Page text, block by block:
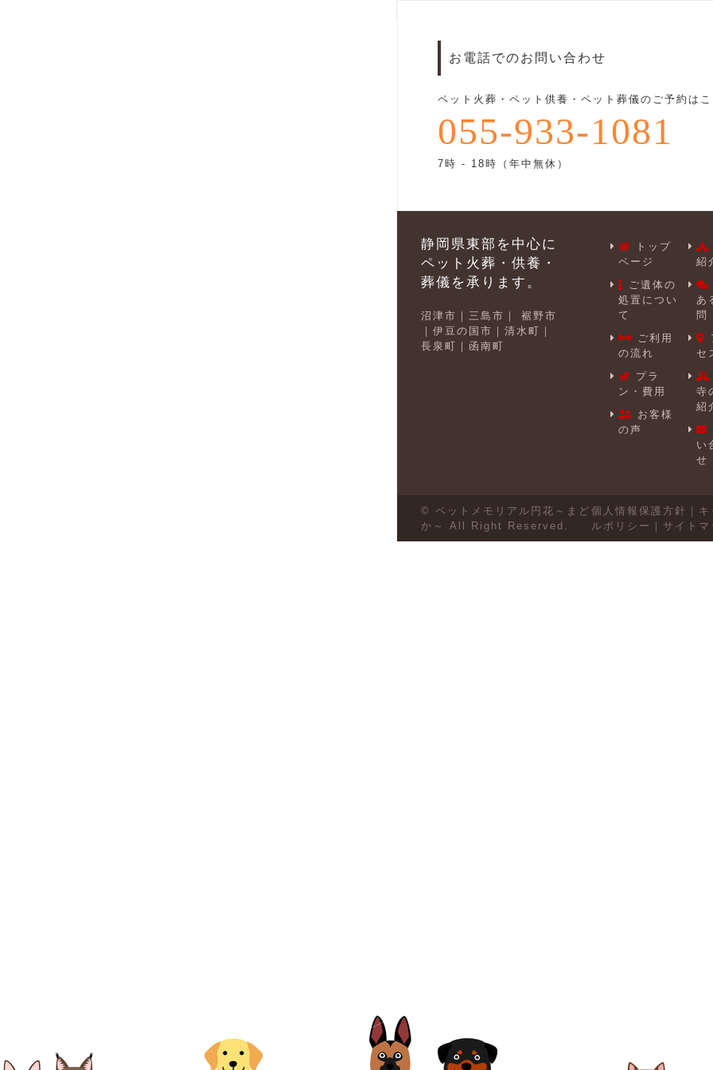
お電話でのお問い合わせ
ペット火葬・ペット供養・ペット葬儀のご予約は
055-933-1081
7時 - 18時（年中無休）
静岡県東部を中心に
ペット火葬・供養・
葬儀を承ります。
沼津市 三島市
裾野市
伊豆の国市
清水町
長泉町
函南町
トップ
ページ
ご遺体の
処置につい
て
ご利用
の流れ
プラ
ン・費用
お客様
の声
紹
あ
問
セ
寺
紹
い
せ
© ペットメモリアル円花～まど
か～ All Right Reserved.
個人情報保護方針
ルポリシー
サイト